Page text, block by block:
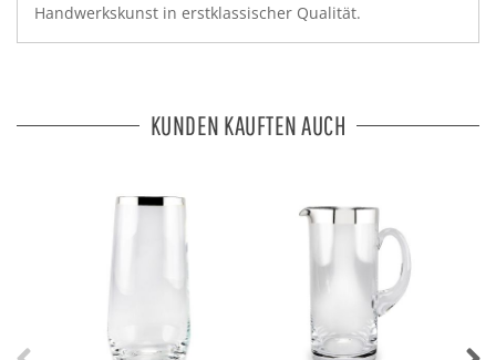
Handwerkskunst in erstklassischer Qualität.
KUNDEN KAUFTEN AUCH